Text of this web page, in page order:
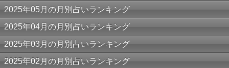
2025年05月の月別占いランキング
2025年04月の月別占いランキング
2025年03月の月別占いランキング
2025年02月の月別占いランキング